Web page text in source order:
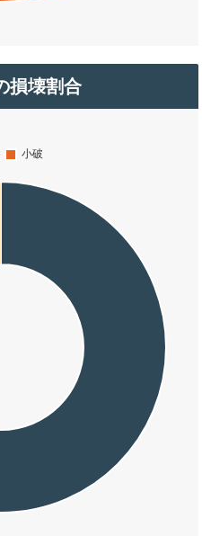
損壊割合